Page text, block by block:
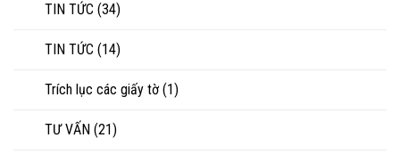
TIN TỨC (34)
TIN TỨC (14)
Trích lục các giấy tờ (1)
TƯ VẤN (21)